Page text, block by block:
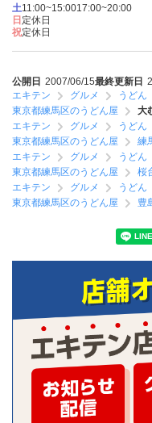
土11:00~15:0017:00~20:00
日 定休日
祝定休日
公開日 2007/06/15最終更新日
エキテン
グルメ うどん
東京都練馬区のうどん屋
大
エキテン
グルメ うどん
東京都練馬区のうどん屋
練
エキテン
グルメ うどん
東京都練馬区のうどん屋
桜
エキテン
グルメ うどん
東京都練馬区のうどん屋
豊